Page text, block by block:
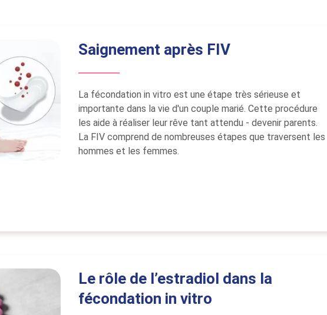
Saignement après FIV
La fécondation in vitro est une étape très sérieuse et
importante dans la vie d'un couple marié. Cette procédure
les aide à réaliser leur rêve tant attendu - devenir parents.
La FIV comprend de nombreuses étapes que traversent les
hommes et les femmes.
Le rôle de l’estradiol dans la
fécondation in vitro